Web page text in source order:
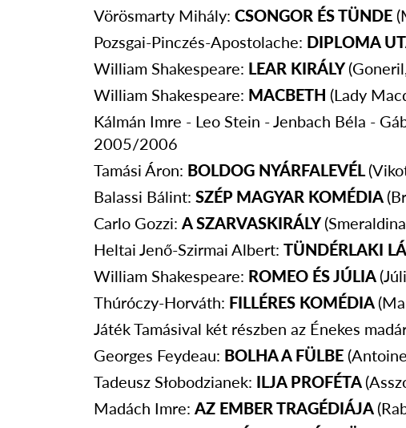
Vörösmarty Mihály: CSONGOR ÉS TÜNDE
Pozsgai-Pinczés-Apostolache: DIPLOMA
William Shakespeare: LEAR KIRÁLY
William Shakespeare: MACBETH (Lady
Kálmán Imre - Leo Stein - Jenbach Béla -
2005/2006
Tamási Áron: BOLDOG NYÁRFALEVÉL
Balassi Bálint: SZÉP MAGYAR KOMÉDIA
Carlo Gozzi: A SZARVASKIRÁLY
Heltai Jenő-Szirmai Albert: TÜNDÉRLAKI
William Shakespeare: ROMEO ÉS JÚLIA
Thúróczy-Horváth: FILLÉRES KOMÉDIA
Játék Tamásival két részben az Énekes
Georges Feydeau: BOLHA A FÜLBE
Tadeusz Słobodzianek: ILJA PROFÉTA
Madách Imre: AZ EMBER TRAGÉDIÁJA